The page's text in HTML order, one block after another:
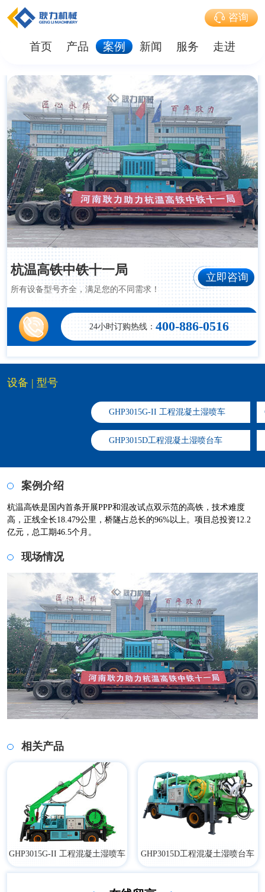
咨询
首页 产品 案例 新闻 服务 走进
杭温高铁中铁十一局
所有设备型号齐全，满足您的不同需求！
立即咨询
24小时订购热线：400-886-0516
设备 | 型号
GHP3015G-II 工程混凝土湿喷车
​GHP3015D工程混凝土湿喷台车
案例介绍
杭温高铁是国内首条开展PPP和混改试点双示范的高铁，技术难度
高，正线全长18.479公里，桥隧占总长的96%以上。项目总投资12.2
亿元，总工期46.5个月。
现场情况
相关产品
GHP3015G-II 工程混凝土湿喷车 ​GHP3015D工程混凝土湿喷台车